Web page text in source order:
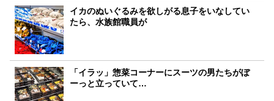
イカのぬいぐるみを欲しがる息子をいなしてい
たら、水族館職員が
「イラッ」惣菜コーナーにスーツの男たちがぼ
ーっと立っていて…